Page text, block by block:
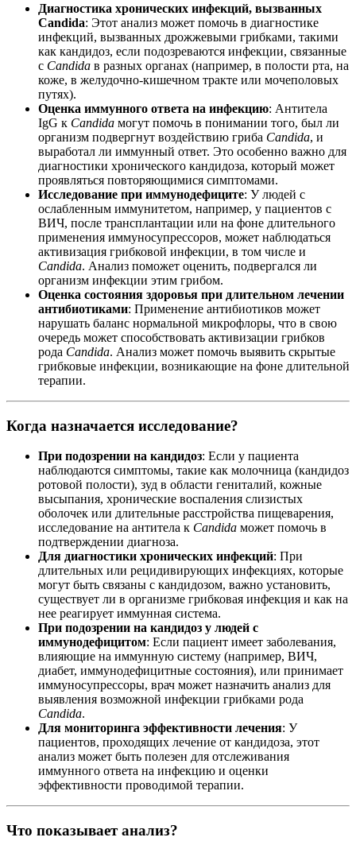
Диагностика хронических инфекций, вызванных
Candida: Этот анализ может помочь в диагностике
инфекций, вызванных дрожжевыми грибками, такими
как кандидоз, если подозреваются инфекции, связанные
с Candida в разных органах (например, в полости рта, на
коже, в желудочно-кишечном тракте или мочеполовых
путях).
Оценка иммунного ответа на инфекцию: Антитела
IgG к Candida могут помочь в понимании того, был ли
организм подвергнут воздействию гриба Candida, и
выработал ли иммунный ответ. Это особенно важно для
диагностики хронического кандидоза, который может
проявляться повторяющимися симптомами.
Исследование при иммунодефиците: У людей с
ослабленным иммунитетом, например, у пациентов с
ВИЧ, после трансплантации или на фоне длительного
применения иммуносупрессоров, может наблюдаться
активизация грибковой инфекции, в том числе и
Candida. Анализ поможет оценить, подвергался ли
организм инфекции этим грибом.
Оценка состояния здоровья при длительном лечении
антибиотиками: Применение антибиотиков может
нарушать баланс нормальной микрофлоры, что в свою
очередь может способствовать активизации грибков
рода Candida. Анализ может помочь выявить скрытые
грибковые инфекции, возникающие на фоне длительной
терапии.
Когда назначается исследование?
При подозрении на кандидоз: Если у пациента
наблюдаются симптомы, такие как молочница (кандидоз
ротовой полости), зуд в области гениталий, кожные
высыпания, хронические воспаления слизистых
оболочек или длительные расстройства пищеварения,
исследование на антитела к Candida может помочь в
подтверждении диагноза.
Для диагностики хронических инфекций: При
длительных или рецидивирующих инфекциях, которые
могут быть связаны с кандидозом, важно установить,
существует ли в организме грибковая инфекция и как на
нее реагирует иммунная система.
При подозрении на кандидоз у людей с
иммунодефицитом: Если пациент имеет заболевания,
влияющие на иммунную систему (например, ВИЧ,
диабет, иммунодефицитные состояния), или принимает
иммуносупрессоры, врач может назначить анализ для
выявления возможной инфекции грибками рода
Candida.
Для мониторинга эффективности лечения: У
пациентов, проходящих лечение от кандидоза, этот
анализ может быть полезен для отслеживания
иммунного ответа на инфекцию и оценки
эффективности проводимой терапии.
Что показывает анализ?